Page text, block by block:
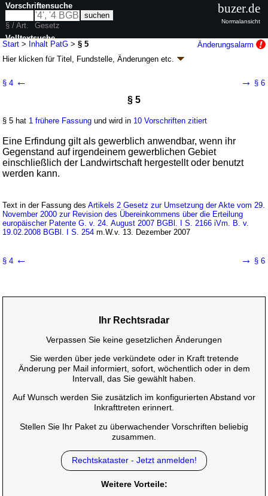
Start > Inhalt PatG >§ 5
Änderungsalarm
Hier klicken fürTitel, Fundstelle, Änderungen etc.
BGBl. 2026 I Nr. 152
34 weitere Fassungen | wird in 229 Vorschriften zitiert
Erster Abschnitt Das Patent
§ 4 ← → § 6
§ 5
§ 5 hat 1 frühere Fassung und wird in 10 Vorschriften zitiert
Eine Erfindung gilt als gewerblich anwendbar, wenn ihr
Gegenstand auf irgendeinem gewerblichen Gebiet
einschließlich der Landwirtschaft hergestellt oder benutzt
werden kann.
Text in der Fassung desArtikels 2 Gesetz zur Umsetzung der Akte vom 29.
November 2000 zur Revision des Übereinkommens über die Erteilung
europäischer Patente G. v. 24. August 2007 BGBl. I S. 2166 iVm. B. v.
19.02.2008 BGBl. I S. 254 m.W.v. 13. Dezember 2007
§ 4 ← → § 6
Ihr Rechtsradar
Verpassen Sie keine gesetzlichen Änderungen
Sie werden über jede verkündete oder in Kraft tretende
Änderung per Mail informiert, sofort, wöchentlich oder in dem
Intervall, das Sie gewählt haben.
Auf Wunsch werden Sie zusätzlich im konfigurierten Abstand vor
Inkrafttreten erinnert.
Stellen Sie Ihr Paket zu überwachender Vorschriften beliebig
zusammen.
Rechtskataster - Jetzt anmelden!
Weitere Vorteile:
Vorschriftensuche
§ / Art.
Gesetz
Volltextsuche
nur in PatG
buzer.de
Normalansicht